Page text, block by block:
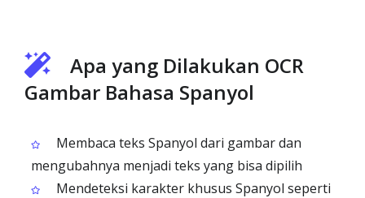
Apa yang Dilakukan OCR
Gambar Bahasa Spanyol
Membaca teks Spanyol dari gambar dan
mengubahnya menjadi teks yang bisa dipilih
Mendeteksi karakter khusus Spanyol seperti